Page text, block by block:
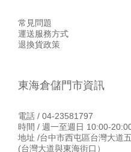
常見問題
運送服務方式
退換貨政策
東海倉儲門市資訊
電話 / 04-23581797
時間 / 週一至週日 10:00-
地址 /台中市西屯區台灣大道
(台灣大道與東海街口）